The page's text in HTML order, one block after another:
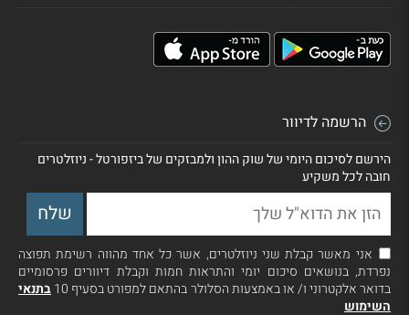
הרשמה לדיוור
הירשם לסיכום היומי של שוק ההון ולמבזקים של ביזפורטל - ניוזלטרים
חובה לכל משקיע
אני מאשר קבלת שני ניוזלטרים, אשר כל אחד מהווה רשימת תפוצה
נפרדת, בנושאים סיכום יומי והתראות חמות וקבלת דיוורים פרסומיים
בדואר אלקטרוני ו/ או באמצעות הסלולר בהתאם למפורט בסעיף 10
בתנאי
השימוש